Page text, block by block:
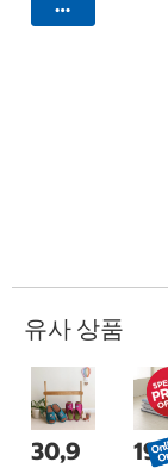
유사 상품
30,9